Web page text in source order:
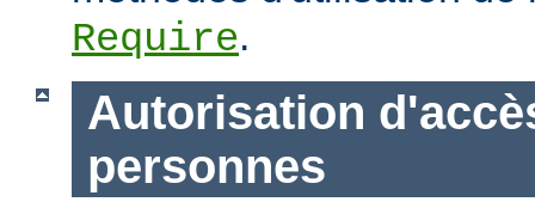
Require.
Autorisation
personnes